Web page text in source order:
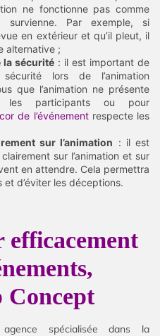
ne fonctionne pas comme
survienne. Par exemple, si
en extérieur et qu’il pleut, il
alternative ;
la sécurité : il est important de
lors de l’animation
que l’animation ne présente
participants ou pour
de l’événementrespecte les
sur l’animation : il est
sur l’animation et sur
en attendre. Cela permettra
d’éviter les déceptions.
Concept
spécialisée dans la